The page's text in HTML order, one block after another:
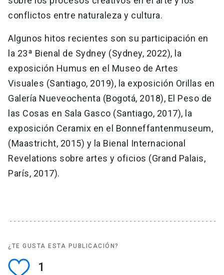
conflictos entre naturaleza y cultura.
Algunos hitos recientes son su participación en
la 23ª Bienal de Sydney (Sydney, 2022), la
exposición Humus en el Museo de Artes
Visuales (Santiago, 2019), la exposición Orillas en
Galería Nueveochenta (Bogotá, 2018), El Peso de
las Cosas en Sala Gasco (Santiago, 2017), la
exposición Ceramix en el Bonneffantenmuseum,
(Maastricht, 2015) y la Bienal Internacional
Revelations sobre artes y oficios (Grand Palais,
París, 2017).
¿TE GUSTA ESTA PUBLICACIÓN?
1